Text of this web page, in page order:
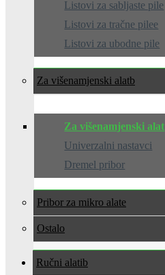
Listovi za sabljaste pile
Listovi za tračne pilee
Listovi za ubodne pile
Za višenamjenski alat
Za višenamjenski alat
Univerzalni nastavci
Dremel pribor
Pribor za mikro alate
Ostalo
Ručni alati